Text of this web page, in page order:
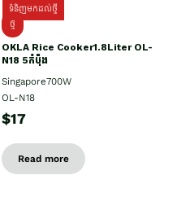
ទំនិញមកដល់ថ្មី
ថ្មី
OKLA Rice Cooker1.8Liter OL-
N18 5កំប៉ុង
Singapore700W
OL-N18
$17
Read more